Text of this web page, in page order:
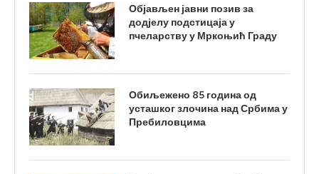
Објављен јавни позив за
додјелу подстицаја у
пчеларству у Мркоњић Граду
Обиљежено 85 година од
усташког злочина над Србима у
Пребиловцима